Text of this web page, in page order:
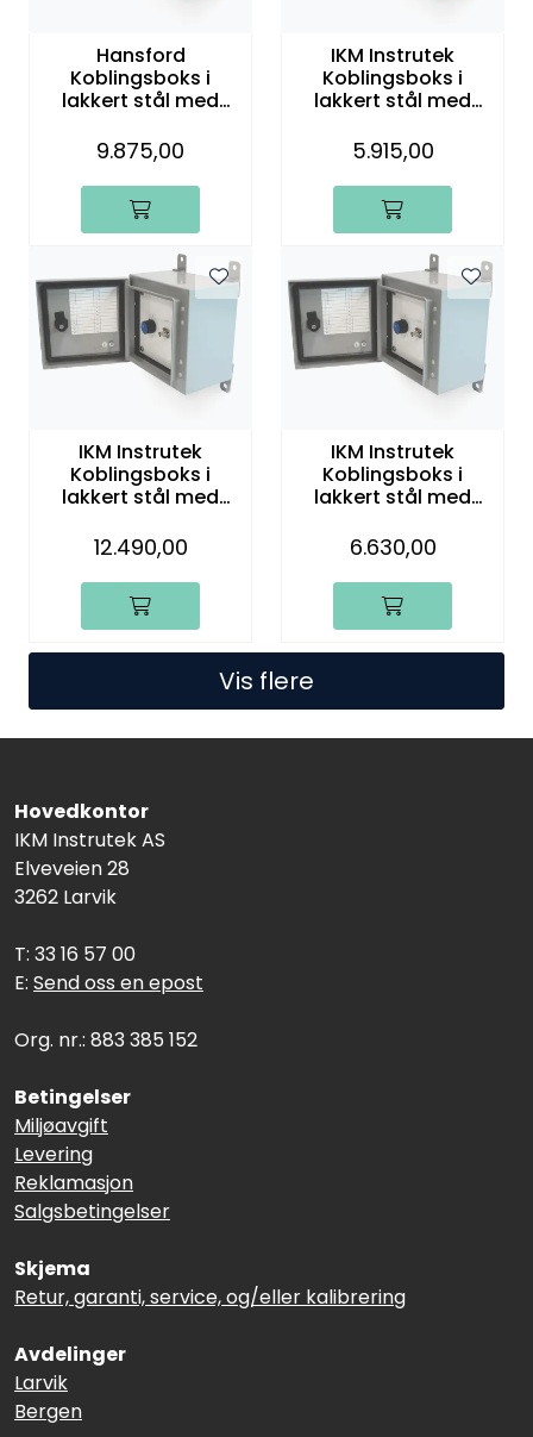
Hansford
Koblingsboks i
lakkert stål med
kanaler
9.875,00
IKM Instrutek
Koblingsboks i
lakkert stål med
kanaler
5.915,00
IKM Instrutek
Koblingsboks i
lakkert stål med
kanaler
12.490,00
IKM Instrutek
Koblingsboks i
lakkert stål med
kanaler
6.630,00
Vis flere
Hovedkontor
IKM Instrutek AS
Elveveien 28
3262 Larvik
T: 33 16 57 00
E: Send oss en epost
Org. nr.: 883 385 152
Betingelser
Miljøavgift
Levering
Reklamasjon
Salgsbetingelser
Skjema
Retur, garanti, service, og/eller kalibrering
Avdelinger
Larvik
Bergen